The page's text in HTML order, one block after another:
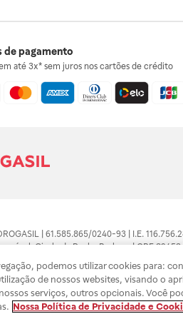
de pagamento
até 3x* sem juros nos cartões de crédito
| 61.585.865/0240-93 | I.E.
Gisele da Penha Barbosa | CRF
substituem, em hipótese alguma, as
um médico deverá ser consultado. Os
tecnologias mais avançadas de proteção de
à confirmação da disponibilidade de
podemos utilizar cookies para:
de nossos websites, visando o
serviços, outros opcionais. Você
Nossa Política de Privacidade e